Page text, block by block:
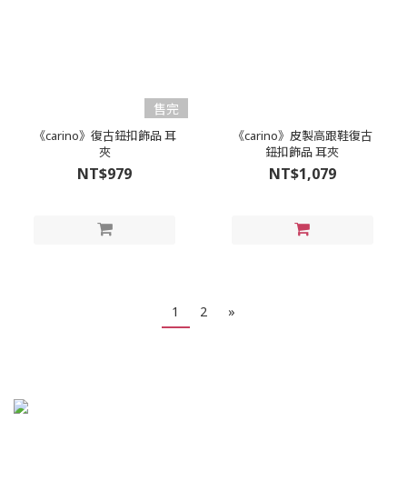
售完
《carino》復古鈕扣飾品 耳
夾
NT$979
《carino》皮製高跟鞋復古
鈕扣飾品 耳夾
NT$1,079
1 2 »